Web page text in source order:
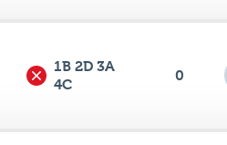
1B 2D 3A
4C
0